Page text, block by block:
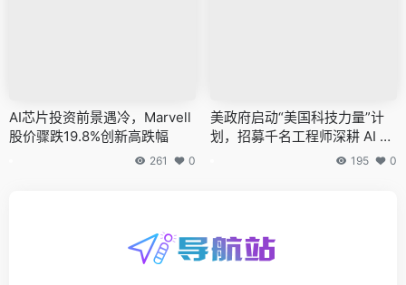
AI芯片投资前景遇冷，Marvell
股价骤跌19.8%创新高跌幅
261 0
美政府启动“美国科技力量”计
划，招募千名工程师深耕 AI 基
195 0